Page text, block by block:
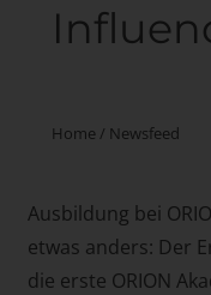
Home / Newsfeed
Ausbildung bei
etwas anders: Der
die erste ORION